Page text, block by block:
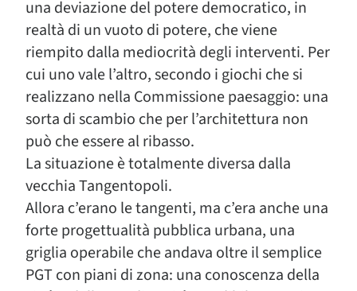
una deviazione del potere democratico, in
realtà di un vuoto di potere, che viene
riempito dalla mediocrità degli interventi. Per
cui uno vale l’altro, secondo i giochi che si
realizzano nella Commissione paesaggio: una
sorta di scambio che per l’architettura non
può che essere al ribasso.
La situazione è totalmente diversa dalla
vecchia Tangentopoli.
Allora c’erano le tangenti, ma c’era anche una
forte progettualità pubblica urbana, una
griglia operabile che andava oltre il semplice
PGT con piani di zona: una conoscenza della